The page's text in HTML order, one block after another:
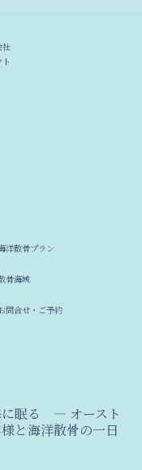
社
洋散骨プラン
骨海域
問合せ・ご予約
に眠る ― オースト
と海洋散骨の一日